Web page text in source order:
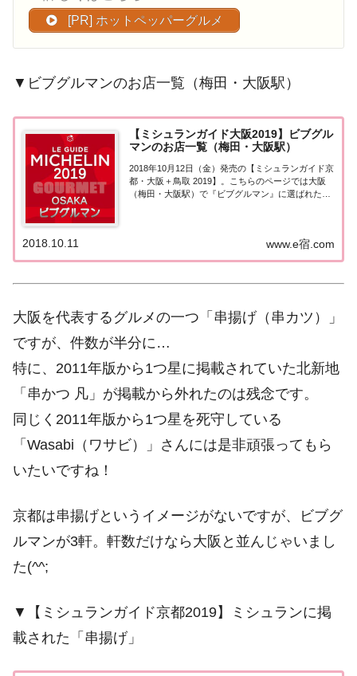
[PR] ホットペッパーグルメ
▼ビブグルマンのお店一覧（梅田・大阪駅）
【ミシュランガイド大阪2019】ビブグル
マンのお店一覧（梅田・大阪駅）
2018年10月12日（金）発売の【ミシュランガイド京
都・大阪＋鳥取 2019】。こちらのページでは大阪
（梅田・大阪駅）で『ビブグルマン』に選ばれたお
www.e宿.com
2018.10.11
大阪を代表するグルメの一つ「串揚げ（串カツ）」
ですが、件数が半分に…
特に、2011年版から1つ星に掲載されていた北新地
「串かつ 凡」が掲載から外れたのは残念です。
同じく2011年版から1つ星を死守している
「Wasabi（ワサビ）」さんには是非頑張ってもら
いたいですね！
京都は串揚げというイメージがないですが、ビブグ
ルマンが3軒。軒数だけなら大阪と並んじゃいまし
た(^^;
▼【ミシュランガイド京都2019】ミシュランに掲
載された「串揚げ」